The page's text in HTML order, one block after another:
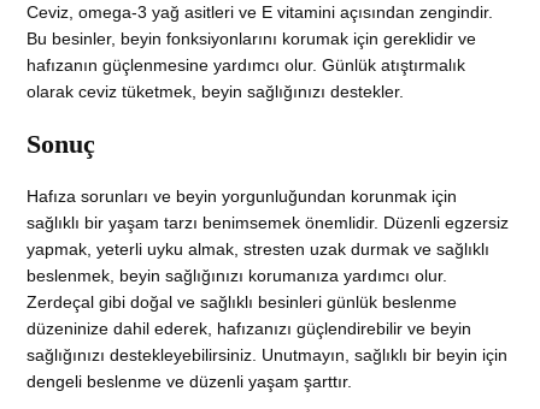
Ceviz, omega-3 yağ asitleri ve E vitamini açısından zengindir.
Bu besinler, beyin fonksiyonlarını korumak için gereklidir ve
hafızanın güçlenmesine yardımcı olur. Günlük atıştırmalık
olarak ceviz tüketmek, beyin sağlığınızı destekler.
Sonuç
Hafıza sorunları ve beyin yorgunluğundan korunmak için
sağlıklı bir yaşam tarzı benimsemek önemlidir. Düzenli egzersiz
yapmak, yeterli uyku almak, stresten uzak durmak ve sağlıklı
beslenmek, beyin sağlığınızı korumanıza yardımcı olur.
Zerdeçal gibi doğal ve sağlıklı besinleri günlük beslenme
düzeninize dahil ederek, hafızanızı güçlendirebilir ve beyin
sağlığınızı destekleyebilirsiniz. Unutmayın, sağlıklı bir beyin için
dengeli beslenme ve düzenli yaşam şarttır.